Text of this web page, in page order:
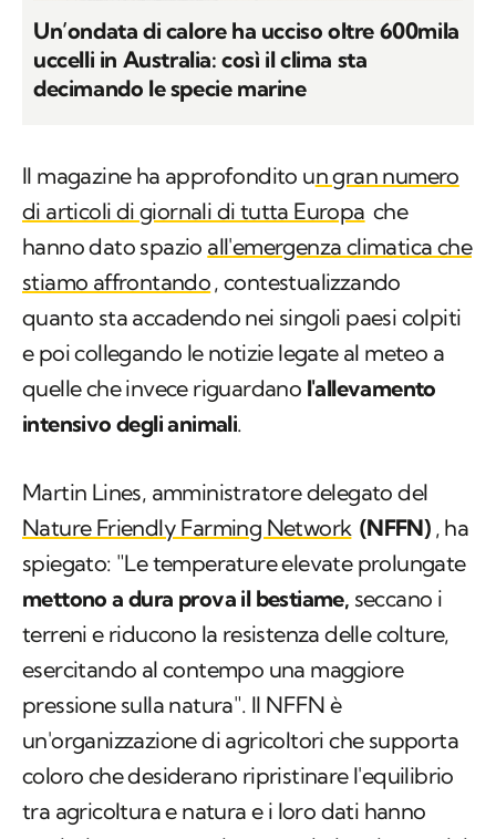
Un’ondata di calore ha ucciso oltre 600mila
uccelli in Australia: così il clima sta
decimando le specie marine
Il magazine ha approfondito un gran numero
di articoli di giornali di tutta Europa che
hanno dato spazio all'emergenza climatica che
stiamo affrontando, contestualizzando
quanto sta accadendo nei singoli paesi colpiti
e poi collegando le notizie legate al meteo a
quelle che invece riguardano l'allevamento
intensivo degli animali.
Martin Lines, amministratore delegato del
Nature Friendly Farming Network (NFFN) , ha
spiegato: "Le temperature elevate prolungate
mettono a dura prova il bestiame, seccano i
terreni e riducono la resistenza delle colture,
esercitando al contempo una maggiore
pressione sulla natura". Il NFFN è
un'organizzazione di agricoltori che supporta
coloro che desiderano ripristinare l'equilibrio
tra agricoltura e natura e i loro dati hanno